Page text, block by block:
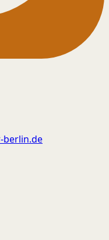
berlin.de